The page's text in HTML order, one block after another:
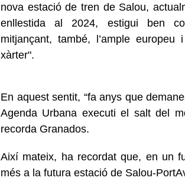
nova estació de tren de Salou,
enllestida al 2024, estigui ben
mitjançant, també, l’ample
xàrter".
En aquest sentit, “fa anys que
Agenda Urbana executi el salt del
recorda Granados.
Així mateix, ha recordat que, en un
més a la futura estació de Salou-